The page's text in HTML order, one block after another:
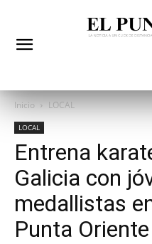
Inicio LOCAL
LOCAL
Entrena
Galicia con
medallistas
Punta Oriente